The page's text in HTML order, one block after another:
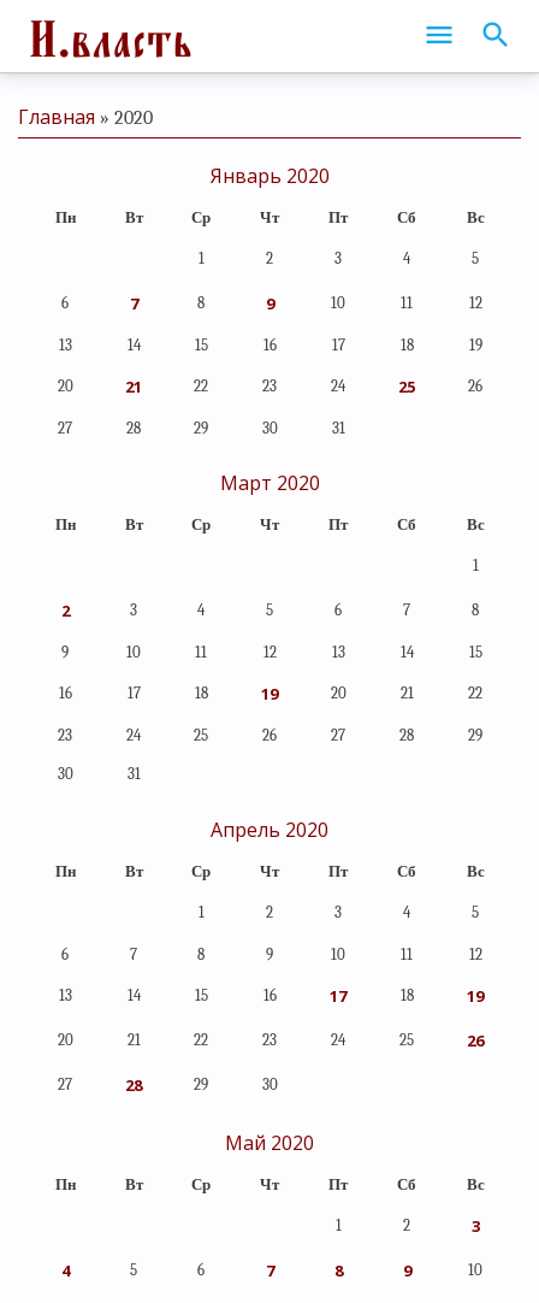
Главная » 2020
Январь 2020
Пн Вт Ср Чт Пт Сб Вс
1 2 3 4 5
6 7 8 9 10 11 12
13 14 15 16 17 18 19
20 21 22 23 24 25 26
27 28 29 30 31
Март 2020
Пн Вт Ср Чт Пт Сб Вс
1
2 3 4 5 6 7 8
9 10 11 12 13 14 15
16 17 18 19 20 21 22
23 24 25 26 27 28 29
30 31
Апрель 2020
Пн Вт Ср Чт Пт Сб Вс
1 2 3 4 5
6 7 8 9 10 11 12
13 14 15 16 17 18 19
20 21 22 23 24 25 26
27 28 29 30
Май 2020
Пн Вт Ср Чт Пт Сб Вс
1 2 3
4 5 6 7 8 9 10